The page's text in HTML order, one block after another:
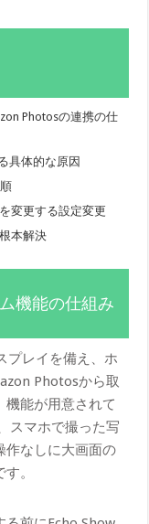
Photosの連携の仕
具体的な原因
変更する設定変更
本解決
機能の仕組み
プレイを備え、ホ
Photosから取
機能が用意されて
スマホで撮った写
作なしに大画面の
。